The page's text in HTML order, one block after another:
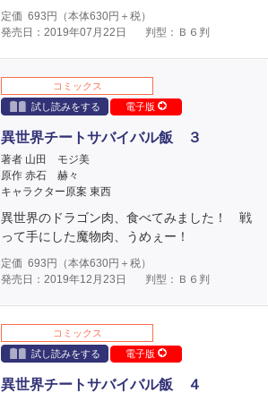
定価 693 円（本体630円＋税）
発売日：2019年07月22日
判型：Ｂ６判
コミックス
試し読みをする
電子版
異世界チートサバイバル飯 ３
著者 山田 モジ美
原作 赤石 赫々
キャラクター原案 東西
異世界のドラゴン肉、食べてみました！ 戦
って手にした魔物肉、うめぇー！
定価 693 円（本体630円＋税）
発売日：2019年12月23日
判型：Ｂ６判
コミックス
試し読みをする
電子版
異世界チートサバイバル飯 ４